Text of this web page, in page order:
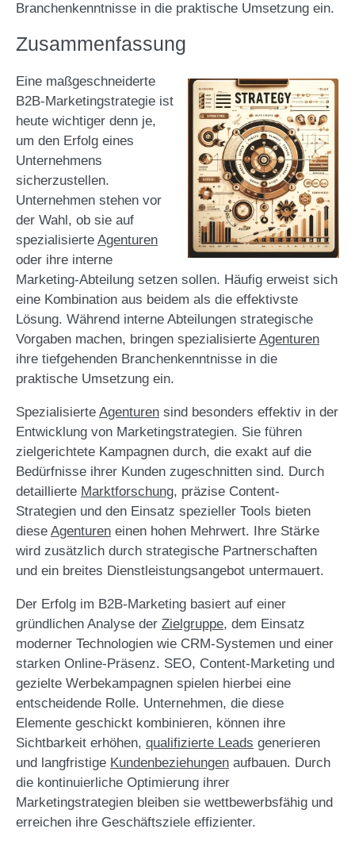
Branchenkenntnisse in die praktische Umsetzung ein.
Zusammenfassung
Eine maßgeschneiderte
B2B-Marketingstrategie ist
heute wichtiger denn je,
um den Erfolg eines
Unternehmens
sicherzustellen.
Unternehmen stehen vor
der Wahl, ob sie auf
spezialisierte Agenturen
oder ihre interne
Marketing-Abteilung setzen sollen. Häufig erweist sich
eine Kombination aus beidem als die effektivste
Lösung. Während interne Abteilungen strategische
Vorgaben machen, bringen spezialisierte Agenturen
ihre tiefgehenden Branchenkenntnisse in die
praktische Umsetzung ein.
Spezialisierte Agenturen sind besonders effektiv in der
Entwicklung von Marketingstrategien. Sie führen
zielgerichtete Kampagnen durch, die exakt auf die
Bedürfnisse ihrer Kunden zugeschnitten sind. Durch
detaillierte Marktforschung, präzise Content-
Strategien und den Einsatz spezieller Tools bieten
diese Agenturen einen hohen Mehrwert. Ihre Stärke
wird zusätzlich durch strategische Partnerschaften
und ein breites Dienstleistungsangebot untermauert.
Der Erfolg im B2B-Marketing basiert auf einer
gründlichen Analyse der Zielgruppe, dem Einsatz
moderner Technologien wie CRM-Systemen und einer
starken Online-Präsenz. SEO, Content-Marketing und
gezielte Werbekampagnen spielen hierbei eine
entscheidende Rolle. Unternehmen, die diese
Elemente geschickt kombinieren, können ihre
Sichtbarkeit erhöhen, qualifizierte Leads generieren
und langfristige Kundenbeziehungen aufbauen. Durch
die kontinuierliche Optimierung ihrer
Marketingstrategien bleiben sie wettbewerbsfähig und
erreichen ihre Geschäftsziele effizienter.